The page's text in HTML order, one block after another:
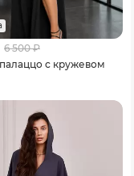
6 500₽
с кружевом